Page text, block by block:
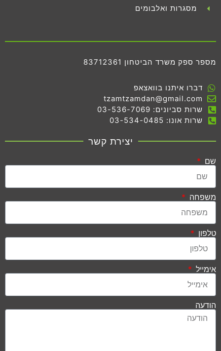
מסגרות ואלבומים
מספר ספק משרד הביטחון 83712361
דברו איתנו בוואצאפ
tzamtzamdan@gmail.com
שרות סביונים: 03-536-7069
שרות אונו: 03-534-0485
יצירת קשר
שם
משפחה
טלפון
אימייל
הודעה